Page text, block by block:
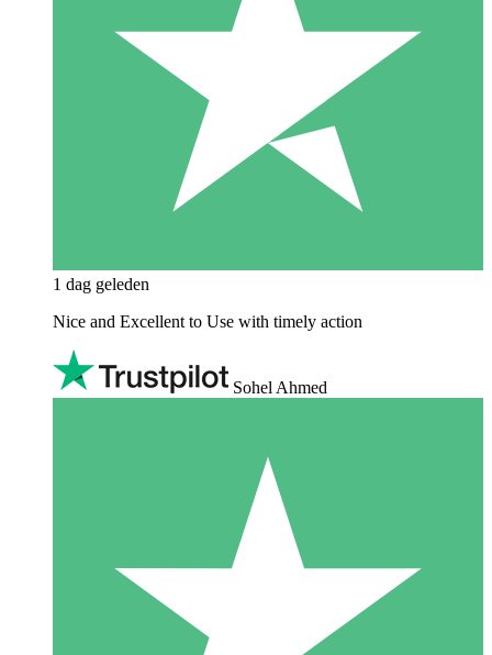
1 dag geleden
Nice and Excellent to Use with timely action
Sohel Ahmed